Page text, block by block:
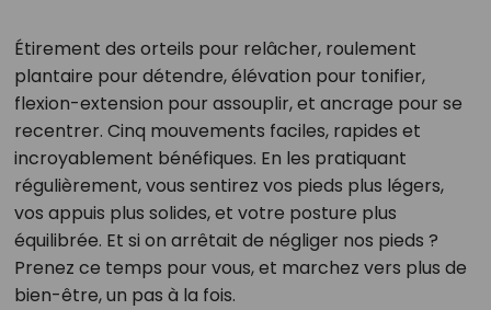
Étirement des orteils pour relâcher, roulement
plantaire pour détendre, élévation pour tonifier,
flexion-extension pour assouplir, et ancrage pour se
recentrer. Cinq mouvements faciles, rapides et
incroyablement bénéfiques. En les pratiquant
régulièrement, vous sentirez vos pieds plus légers,
vos appuis plus solides, et votre posture plus
équilibrée. Et si on arrêtait de négliger nos pieds ?
Prenez ce temps pour vous, et marchez vers plus de
bien-être, un pas à la fois.